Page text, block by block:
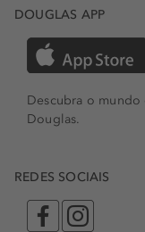
DOUGLAS APP
Descubra o mundo
Douglas.
REDES SOCIAIS